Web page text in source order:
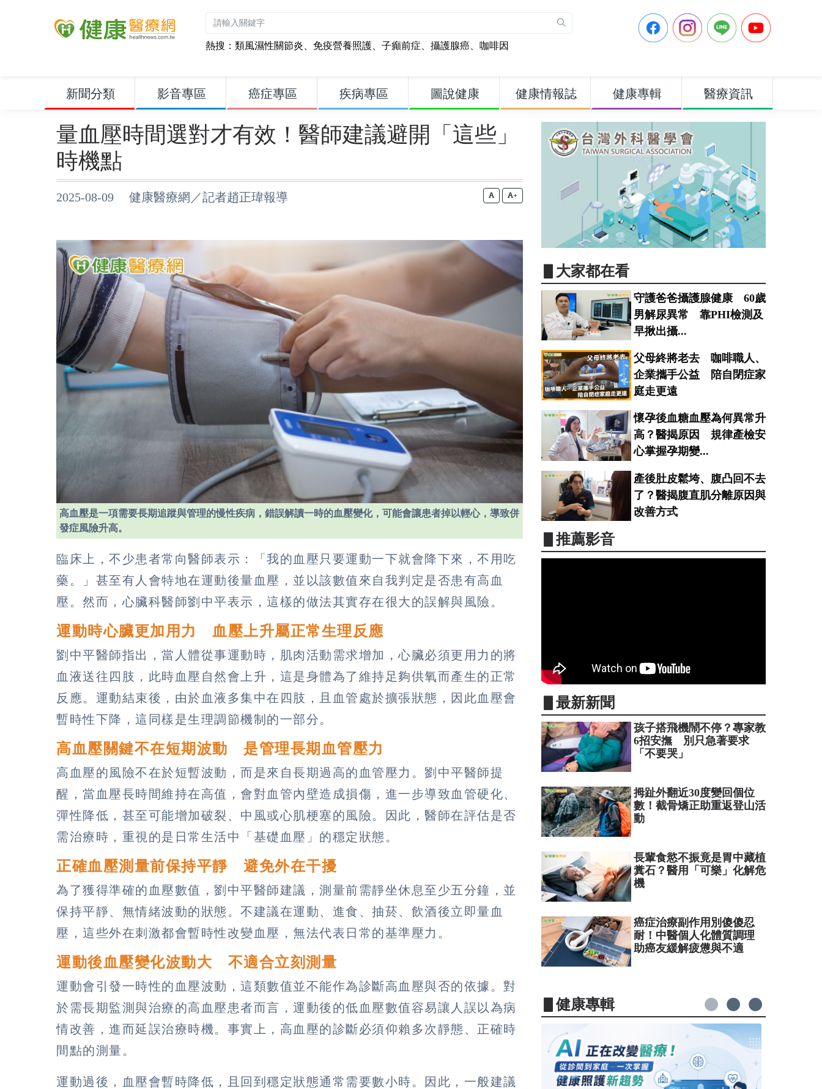
熱搜： 類風濕性關節炎、 免疫營養照護、 子癲前症、 攝護腺癌、 咖啡因
新聞分類 影音專區 癌症專區 疾病專區 圖說健康 健康情報誌 健康專輯 醫療資訊
量血壓時間選對才有效！醫師建議避開「這些」
時機點
2025-08-09 健康醫療網／記者趙正瑋報導 +
高血壓是一項需要長期追蹤與管理的慢性疾病，錯誤解讀一時的血壓變化，可能會讓患者掉以輕心，導致併
發症風險升高。
臨床上，不少患者常向醫師表示：「我的血壓只要運動一下就會降下來，不用吃
藥。」甚至有人會特地在運動後量血壓，並以該數值來自我判定是否患有高血
壓。然而，心臟科醫師劉中平表示，這樣的做法其實存在很大的誤解與風險。
運動時心臟更加用力 血壓上升屬正常生理反應
劉中平醫師指出，當人體從事運動時，肌肉活動需求增加，心臟必須更用力的將
血液送往四肢，此時血壓自然會上升，這是身體為了維持足夠供氧而產生的正常
反應。運動結束後，由於血液多集中在四肢，且血管處於擴張狀態，因此血壓會
暫時性下降，這同樣是生理調節機制的一部分。
高血壓關鍵不在短期波動 是管理長期血管壓力
高血壓的風險不在於短暫波動，而是來自長期過高的血管壓力。劉中平醫師提
醒，當血壓長時間維持在高值，會對血管內壁造成損傷，進一步導致血管硬化、
彈性降低，甚至可能增加破裂、中風或心肌梗塞的風險。因此，醫師在評估是否
需治療時，重視的是日常生活中「基礎血壓」的穩定狀態。
正確血壓測量前保持平靜 避免外在干擾
為了獲得準確的血壓數值，劉中平醫師建議，測量前需靜坐休息至少五分鐘，並
保持平靜、無情緒波動的狀態。不建議在運動、進食、抽菸、飲酒後立即量血
壓，這些外在刺激都會暫時性改變血壓，無法代表日常的基準壓力。
運動後血壓變化波動大 不適合立刻測量
運動會引發一時性的血壓波動，這類數值並不能作為診斷高血壓與否的依據。對
於需長期監測與治療的高血壓患者而言，運動後的低血壓數值容易讓人誤以為病
情改善，進而延誤治療時機。事實上，高血壓的診斷必須仰賴多次靜態、正確時
間點的測量。
運動過後，血壓會暫時降低，且回到穩定狀態通常需要數小時。因此，一般建議
▋大家都在看
守護爸爸攝護腺健康 60歲
男解尿異常 靠PHI檢測及
早揪出攝...
父母終將老去 咖啡職人、
企業攜手公益 陪自閉症家
庭走更遠
懷孕後血糖血壓為何異常升
高？醫揭原因 規律產檢安
心掌握孕期變...
產後肚皮鬆垮、腹凸回不去
了？醫揭腹直肌分離原因與
改善方式
▋推薦影音
▋最新新聞
孩子搭飛機鬧不停？專家教
6招安撫 別只急著要求
「不要哭」
拇趾外翻近30度變回個位
數！截骨矯正助重返登山活
動
長輩食慾不振竟是胃中藏植
糞石？醫用「可樂」化解危
機
癌症治療副作用別傻傻忍
耐！中醫個人化體質調理
助癌友緩解疲憊與不適
▋健康專輯